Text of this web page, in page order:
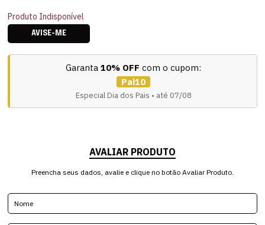
Produto Indisponível
AVISE-ME
Garanta 10% OFF com o cupom:
Pai10
Especial Dia dos Pais • até 07/08
AVALIAR PRODUTO
Preencha seus dados, avalie e clique no botão Avaliar Produto.